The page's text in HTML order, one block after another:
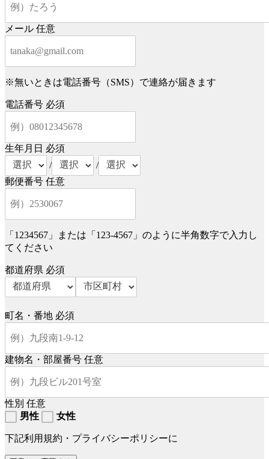
メール 任意
※無いときは電話番号（SMS）で連絡が届きます
電話番号 必須
生年月日 必須
/
/
郵便番号 任意
「1234567」または「123-4567」のように半角数字で入力し
てください
都道府県 必須
町名・番地 必須
建物名・部屋番号 任意
性別 任意
男性
女性
下記利用規約・プライバシーポリシーに